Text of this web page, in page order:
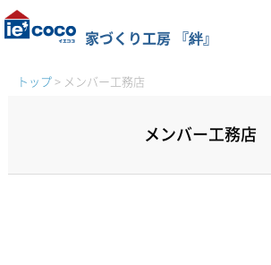
家づくり工房 『絆』
トップ> メンバー工務店
メンバー工務店